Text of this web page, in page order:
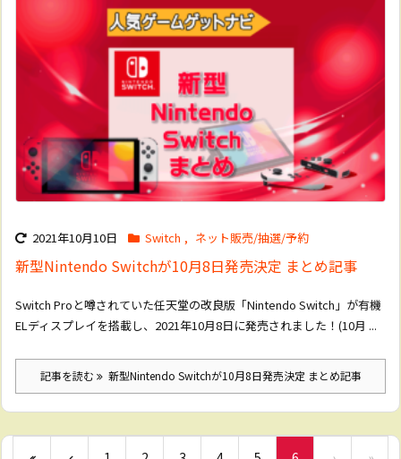
2021年10月10日 Switch , ネット販売/抽選/予約
新型Nintendo Switchが10月8日発売決定 まとめ記事
Switch Proと噂されていた任天堂の改良版「Nintendo Switch」が有機
ELディスプレイを搭載し、2021年10月8日に発売されました！(10月 ...
記事を読む 新型Nintendo Switchが10月8日発売決定 まとめ記事